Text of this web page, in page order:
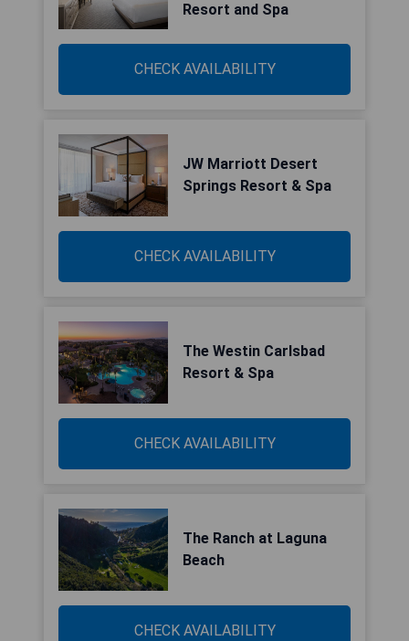
Resort and Spa
CHECK AVAILABILITY
JW Marriott Desert
Springs Resort & Spa
CHECK AVAILABILITY
The Westin Carlsbad
Resort & Spa
CHECK AVAILABILITY
The Ranch at Laguna
Beach
CHECK AVAILABILITY